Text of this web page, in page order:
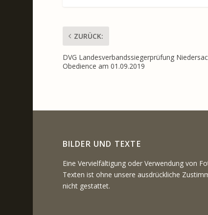
ZURÜCK:
DVG Landesverbandssiegerprüfung
Obedience am 01.09.2019
BILDER UND TEXTE
Eine Vervielfältigung oder Verwendung von
Texten ist ohne unsere ausdrückliche
nicht gestattet.